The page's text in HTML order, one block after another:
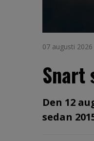
07 augusti 2026
Snart
Den 12
sedan